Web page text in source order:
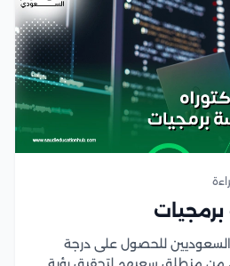
السعوديين للحصول على درجة